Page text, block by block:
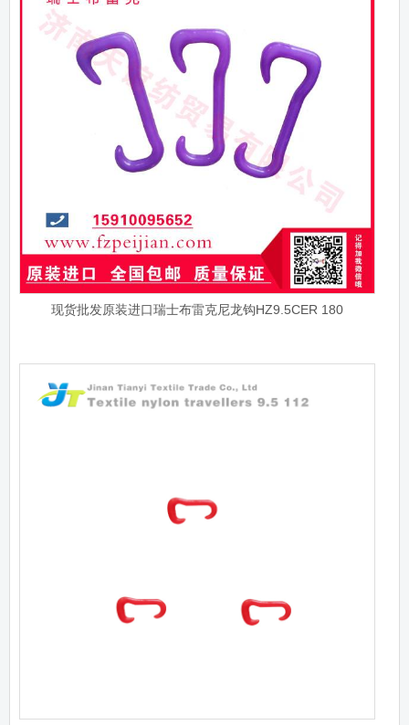
现货批发原装进口瑞士布雷克尼龙钩HZ9.5CER 180